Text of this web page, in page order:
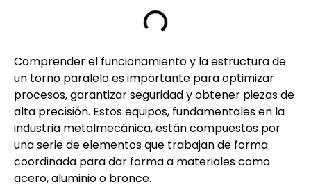
Comprender el funcionamiento y la estructura de
un torno paralelo es importante para optimizar
procesos, garantizar seguridad y obtener piezas de
alta precisión. Estos equipos, fundamentales en la
industria metalmecánica, están compuestos por
una serie de elementos que trabajan de forma
coordinada para dar forma a materiales como
acero, aluminio o bronce.